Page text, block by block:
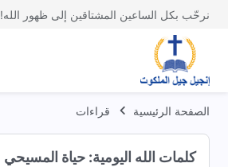
نرحّب بكل الساعين المشتاقين إلى ظهور الله!
الصفحة الرئيسية قراءات
كلمات الله اليومية: حياة المسيحي